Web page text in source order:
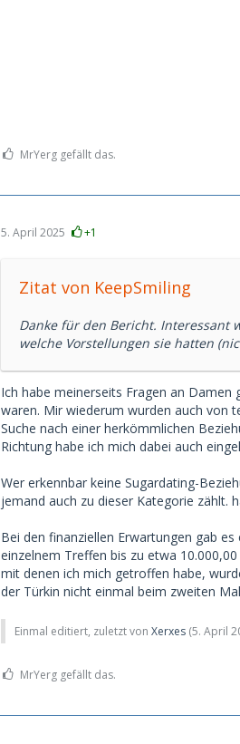
MrYerg gefällt das.
5. April 2025 +1
Zitat von KeepSmiling
Danke für den Bericht. Interessant
welche Vorstellungen sie hatten
Ich habe meinerseits Fragen an
waren. Mir wiederum wurden auch von
Suche nach einer herkömmlichen
Richtung habe ich mich dabei auch
Wer erkennbar keine Sugardating-
jemand auch zu dieser Kategorie zählt.
Bei den finanziellen Erwartungen gab
einzelnem Treffen bis zu etwa
mit denen ich mich getroffen habe,
der Türkin nicht einmal beim zweiten
Einmal editiert, zuletzt von Xerxes (5. April
MrYerg gefällt das.